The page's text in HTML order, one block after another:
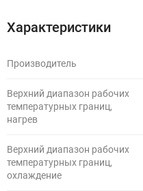
Характеристики
Производитель
Верхний диапазон рабочих
температурных границ,
нагрев
Верхний диапазон рабочих
температурных границ,
охлаждение